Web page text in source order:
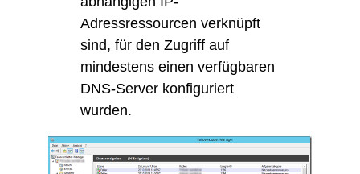
Adressressourcen verknüpft
sind, für den Zugriff auf
mindestens einen verfügbaren
DNS-Server konfiguriert
wurden.